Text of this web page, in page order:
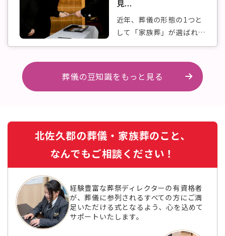
見...
近年、葬儀の形態の1つと
して「家族葬」が選ばれる
ケースが多...
葬儀の豆知識をもっと見る
北佐久郡の葬儀・家族葬のこと、
なんでもご相談ください！
経験豊富な葬祭ディレクターの有資格者
が、葬儀に参列されるすべての方にご満
足いただける式となるよう、心を込めて
サポートいたします。